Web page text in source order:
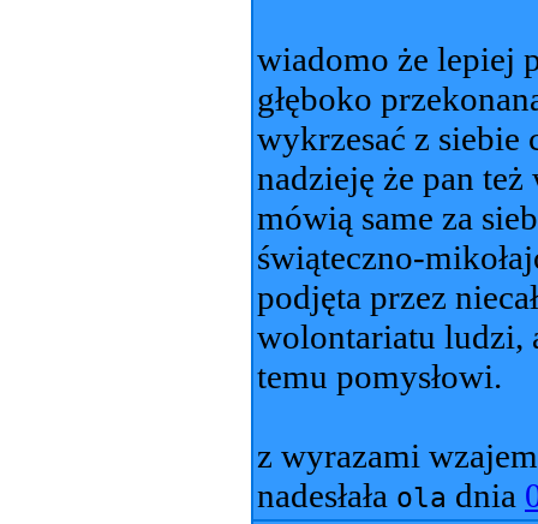
wiadomo że lepiej
głęboko
wykrzesać z siebie
nadzieję że pan
mówią same za
świąteczno-
podjęta przez
wolontariatu ludzi,
temu pomysłowi.
z wyrazami
nadesłała ola dnia